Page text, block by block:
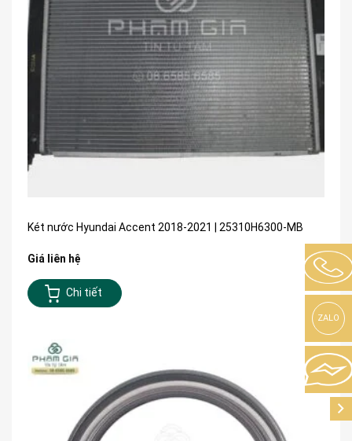
Két nước Hyundai Accent 2018-2021 | 25310H6300-MB
Giá liên hệ
Chi tiết
ZALO